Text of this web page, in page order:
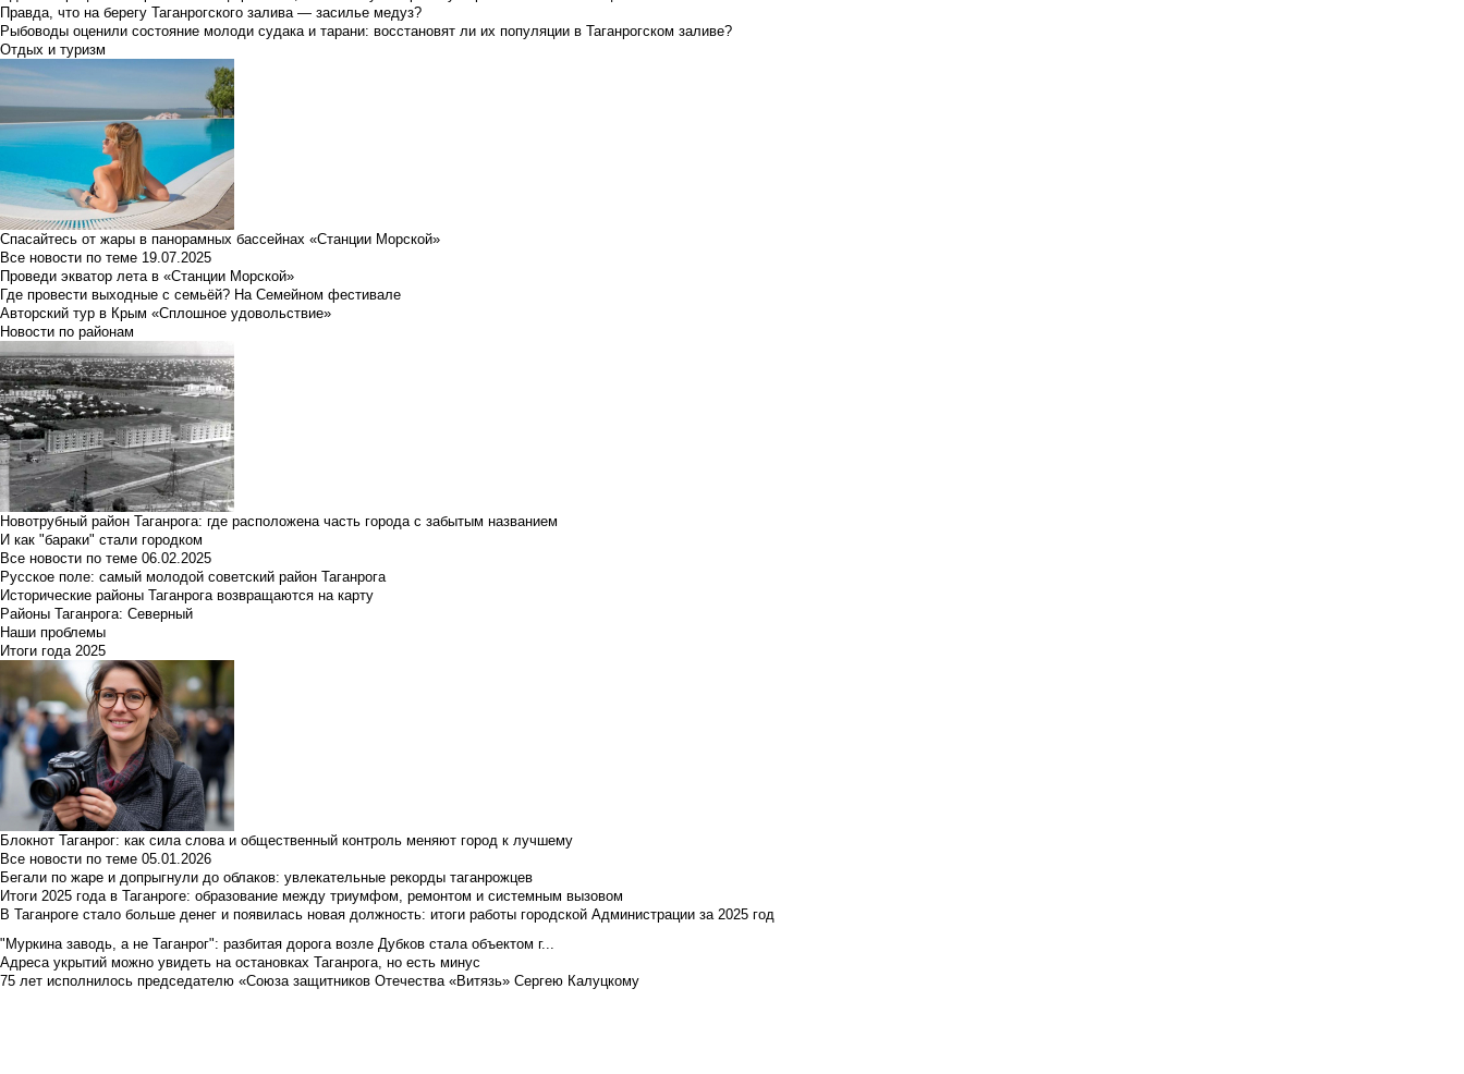
Правда, что на берегу Таганрогского залива — засилье медуз?
Рыбоводы оценили состояние молоди судака и тарани: восстановят ли их популяции в Таганрогском заливе?
Отдых и туризм
Спасайтесь от жары в панорамных бассейнах «Станции Морской»
Все новости по теме 19.07.2025
Проведи экватор лета в «Станции Морской»
Где провести выходные с семьёй? На Семейном фестивале
Авторский тур в Крым «Сплошное удовольствие»
Новости по районам
Новотрубный район Таганрога: где расположена часть города с забытым названием
И как "бараки" стали городком
Все новости по теме 06.02.2025
Русское поле: самый молодой советский район Таганрога
Исторические районы Таганрога возвращаются на карту
Районы Таганрога: Северный
Наши проблемы
Итоги года 2025
Блокнот Таганрог: как сила слова и общественный контроль меняют город к лучшему
Все новости по теме 05.01.2026
Бегали по жаре и допрыгнули до облаков: увлекательные рекорды таганрожцев
Итоги 2025 года в Таганроге: образование между триумфом, ремонтом и системным вызовом
В Таганроге стало больше денег и появилась новая должность: итоги работы городской Администрации за 2025 год
"Муркина заводь, а не Таганрог": разбитая дорога возле Дубков стала объектом г...
Адреса укрытий можно увидеть на остановках Таганрога, но есть минус
75 лет исполнилось председателю «Союза защитников Отечества «Витязь» Сергею Калуцкому